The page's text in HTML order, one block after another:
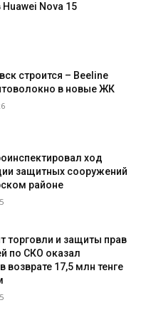
Nova 15
строится – Beeline
в новые ЖК
ход
защитных сооружений
районе
торговли и защиты прав
по СКО оказал
возврате 17,5 млн тенге